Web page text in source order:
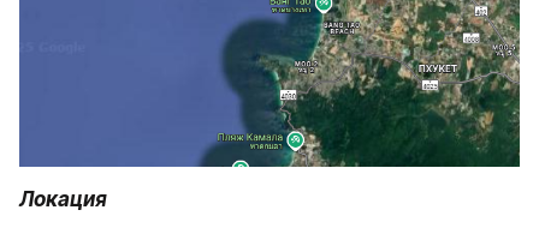
Локация